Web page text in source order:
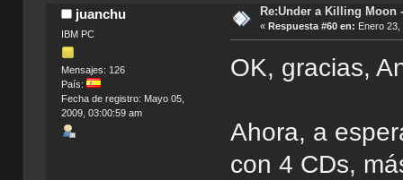
juanchu
IBM PC
Mensajes: 126
País:
Fecha de registro: Mayo 05,
2009, 03:00:59 am
Re:Under a Killing Moon
« Respuesta #60 en: Enero
OK, gracias,
Ahora, a
con 4 CDs,